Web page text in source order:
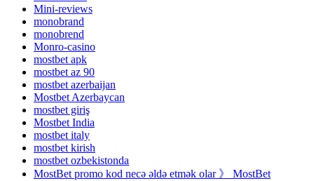
Mini-reviews
monobrand
monobrend
Monro-casino
mostbet apk
mostbet az 90
mostbet azerbaijan
Mostbet Azerbaycan
mostbet giriş
Mostbet India
mostbet italy
mostbet kirish
mostbet ozbekistonda
MostBet promo kod necə əldə etmək olar 》 MostBet